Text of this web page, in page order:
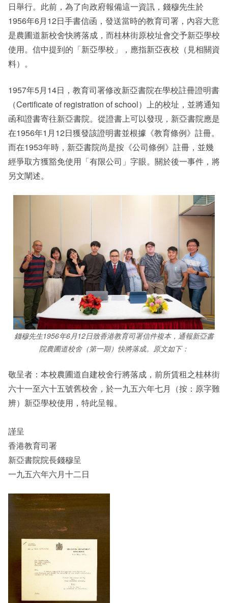
新亞影集
影片庫
New Asianships
日舉行。此前，為了向政府報備這一資訊，錢穆先生於
1956年6月12日手書信函，發送當時的教育司署，內容大意
是農圃道新校舍快將落成，而桂林街原校址會交予新亞學校
使用。信中提到的「新亞學校」，應指新亞夜校（見相關資
料）。
1957年5月14日，教育司署修改新亞書院在學校註冊證明書
（Certificate of registration of school）上的校址，並將通知
函和證書寄往新亞書院。從證書上可以發現，新亞書院應是
在1956年1月12日獲發該證明書並根據《教育條例》註冊。
而在1953年時，新亞書院尚是按《公司條例》註冊，並幾
經爭取方獲豁免使用「有限公司」字眼。關於後一事件，將
另文闡述。
錢穆先生1956年6月12日致香港教育司署信件複本，通報新亞書
院農圃道校舍（第一期）快將落成。原文如下：
敬呈者：本校農圃道自建校舍行將落成，前所賃租之桂林街
六十一至六十五號舊校舍，於一九五六年七月（按：原字難
辨）新亞學校使用，特此呈報。
謹呈
香港教育司署
新亞書院院長錢穆呈
一九五六年六月十二日